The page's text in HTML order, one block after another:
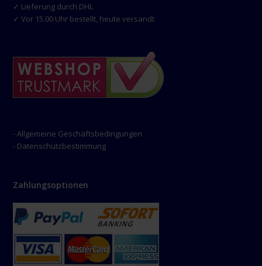
✓ Lieferung durch DHL
✓ Vor 15.00 Uhr bestellt, heute versandt
- Allgemeine Geschäftsbedingungen
- Datenschutzbestimmung
Zahlungsoptionen